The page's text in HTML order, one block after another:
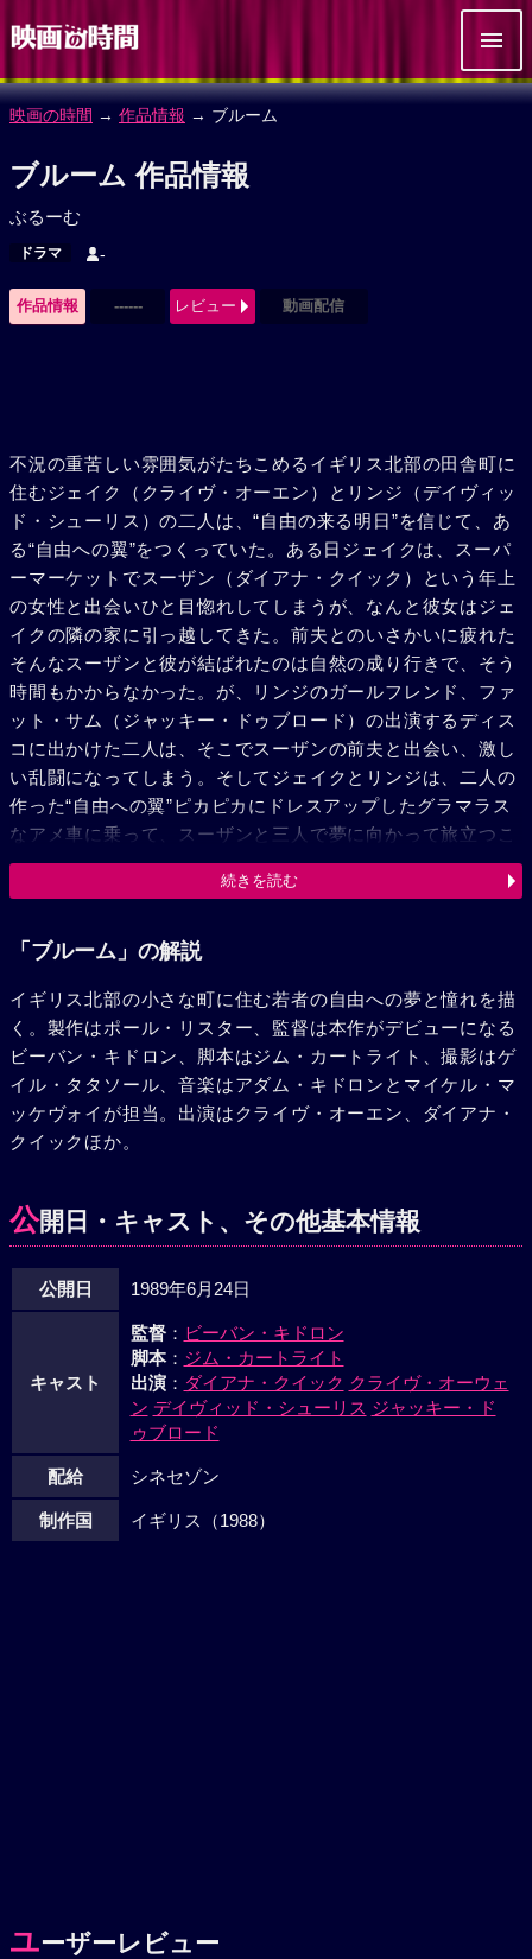
映画の時間 → 作品情報 → ブルーム
ブルーム 作品情報
ぶるーむ
ドラマ -
作品情報 ------ レビュー 動画配信
不況の重苦しい雰囲気がたちこめるイギリス北部の田舎町に
住むジェイク（クライヴ・オーエン）とリンジ（デイヴィッ
ド・シューリス）の二人は、“自由の来る明日”を信じて、あ
る“自由への翼”をつくっていた。ある日ジェイクは、スーパ
ーマーケットでスーザン（ダイアナ・クイック）という年上
の女性と出会いひと目惚れしてしまうが、なんと彼女はジェ
イクの隣の家に引っ越してきた。前夫とのいさかいに疲れた
そんなスーザンと彼が結ばれたのは自然の成り行きで、そう
時間もかからなかった。が、リンジのガールフレンド、ファ
ット・サム（ジャッキー・ドゥブロード）の出演するディス
コに出かけた二人は、そこでスーザンの前夫と出会い、激し
い乱闘になってしまう。そしてジェイクとリンジは、二人の
作った“自由への翼”ピカピカにドレスアップしたグラマラス
なアメ車に乗って、スーザンと三人で夢に向かって旅立つこ
とにした。旅の出来事は、彼らを最高の気分、初めて人生を
自分の判断で生きているその充実感で満たした。やがて三人
き放つような安らぎが、彼らの心に亀裂を生み出す。ここに
してゆこうとするジェイクに、もはやついてゆくことができ
なくなっていた。リンジは次の町のディスコに就職し、スー
ザンも捨てたはずの家に戻ることを望んだ。失意と混乱のう
ちに、ジェイクはひとりで、改めて新しい世界へと飛翔して
ゆくのだった。
続きを読む
「ブルーム」の解説
イギリス北部の小さな町に住む若者の自由への夢と憧れを描
く。製作はポール・リスター、監督は本作がデビューになる
ビーバン・キドロン、脚本はジム・カートライト、撮影はゲ
イル・タタソール、音楽はアダム・キドロンとマイケル・マ
ッケヴォイが担当。出演はクライヴ・オーエン、ダイアナ・
クイックほか。
公開日・キャスト、その他基本情報
公開日 1989年6月24日
キャスト
監督： ビーバン・キドロン
脚本： ジム・カートライト
出演： ダイアナ・クイック クライヴ・オーウェ
ン デイヴィッド・シューリス ジャッキー・ド
ゥブロード
配給 シネセゾン
制作国 イギリス（1988）
ユーザーレビュー